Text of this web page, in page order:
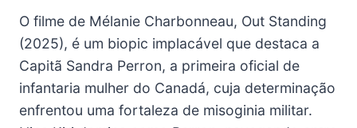
O filme de Mélanie Charbonneau, Out Standing
(2025), é um biopic implacável que destaca a
Capitã Sandra Perron, a primeira oficial de
infantaria mulher do Canadá, cuja determinação
enfrentou uma fortaleza de misoginia militar.